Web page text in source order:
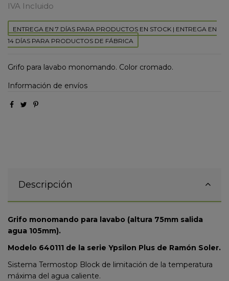
IVA Incluido
ENTREGA EN 7 DÍAS PARA PRODUCTOS EN STOCK | ENTREGA EN
14 DÍAS PARA PRODUCTOS DE FÁBRICA
Grifo para lavabo monomando. Color cromado.
Información de envíos
Descripción
Grifo monomando para lavabo (altura 75mm salida
agua 105mm).
Modelo 640111 de la serie Ypsilon Plus de Ramón Soler.
Sistema Termostop Block de limitación de la temperatura
máxima del agua caliente.